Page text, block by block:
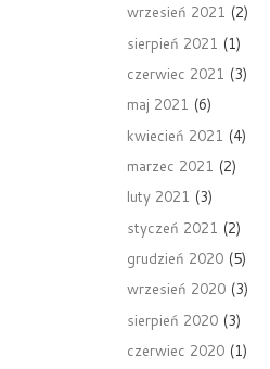
wrzesień 2021 (2)
sierpień 2021 (1)
czerwiec 2021 (3)
maj 2021 (6)
kwiecień 2021 (4)
marzec 2021 (2)
luty 2021 (3)
styczeń 2021 (2)
grudzień 2020 (5)
wrzesień 2020 (3)
sierpień 2020 (3)
czerwiec 2020 (1)